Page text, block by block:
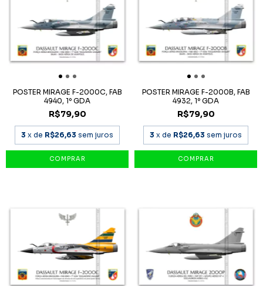
POSTER MIRAGE F-2000C, FAB
4940, 1º GDA
R$79,90
3 x de R$26,63 sem juros
POSTER MIRAGE F-2000B, FAB
4932, 1º GDA
R$79,90
3 x de R$26,63 sem juros